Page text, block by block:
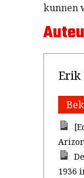
kunnen
Erik
1936